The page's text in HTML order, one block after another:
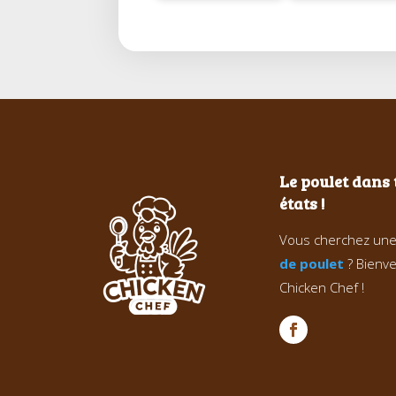
Le poulet dans
états !
Vous cherchez une
de poulet ?
Chicken Chef !